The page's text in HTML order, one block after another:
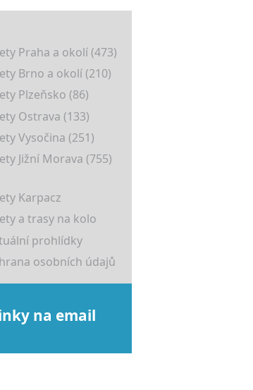
Praha a okolí (473)
Brno a okolí (210)
Plzeňsko (86)
Ostrava (133)
Vysočina (251)
Jižní Morava (755)
Karpacz
a trasy na kolo
prohlídky
osobních údajů
na email